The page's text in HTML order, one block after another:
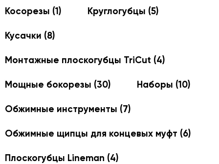
Косорезы (1) Круглогубцы (5)
Кусачки (8)
Монтажные плоскогубцы TriCut (4)
Мощные бокорезы (30) Наборы (10)
Обжимные инструменты (7)
Обжимные щипцы для концевых муфт (6)
Плоскогубцы Lineman (4)